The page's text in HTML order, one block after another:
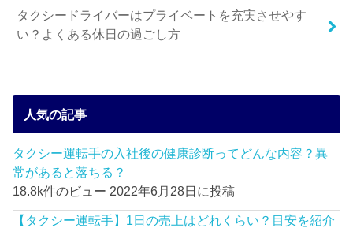
タクシードライバーはプライベートを充実させやす
い？よくある休日の過ごし方
人気の記事
タクシー運転手の入社後の健康診断ってどんな内容？異
常があると落ちる？
18.8k件のビュー 2022年6月28日に投稿
【タクシー運転手】1日の売上はどれくらい？目安を紹介